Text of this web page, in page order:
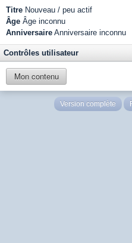
Titre Nouveau / peu actif
Âge Âge inconnu
Anniversaire Anniversaire inconnu
Contrôles utilisateur
Mon contenu
Version complète